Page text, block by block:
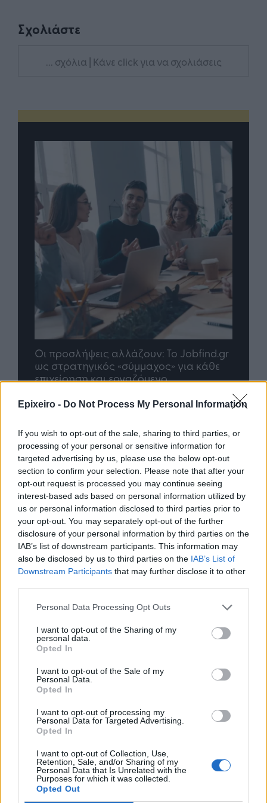
Epixeiro - Do Not Process My Personal Information
If you wish to opt-out of the sale, sharing to third parties, or
processing of your personal or sensitive information for
targeted advertising by us, please use the below opt-out
section to confirm your selection. Please note that after your
opt-out request is processed you may continue seeing
interest-based ads based on personal information utilized by
us or personal information disclosed to third parties prior to
your opt-out. You may separately opt-out of the further
disclosure of your personal information by third parties on the
IAB’s list of downstream participants. This information may
also be disclosed by us to third parties on the IAB’s List of
Downstream Participants that may further disclose it to other
Personal Data Processing Opt Outs
I want to opt-out of the Sharing of my
personal data.
Opted In
I want to opt-out of the Sale of my
Personal Data.
Opted In
I want to opt-out of processing my
Personal Data for Targeted Advertising.
Opted In
I want to opt-out of Collection, Use,
Retention, Sale, and/or Sharing of my
Personal Data that Is Unrelated with the
Purposes for which it was collected.
Opted Out
Σχολιάστε
... σχόλια | Κάνε click για να σχολιάσεις
TP Greece: Πώς διαμορφώνεται το
μέλλον του Insurance στην εποχή του AI
Περισσότερα από το
Eurobank: Πιο ανθεκτική στο
πετρέλαιο, πιο ευάλωτη στο
φυσικό αέριο η Ευρώπη
17:34
Η παγκόσμια αγορά Ιδιωτικών
Κεφαλαίων (PE) παραμένει
ανθεκτική, με τις επενδύσεις να
ξεπερνούν το 1 τρισ. δολάρια το
05/08/26|17:06
λιγότερο και αναζητά νέες πηγές
εισοδήματος
ICAP CRIF: Ανάπτυξη,
επενδύσεις και ανθεκτικότητα